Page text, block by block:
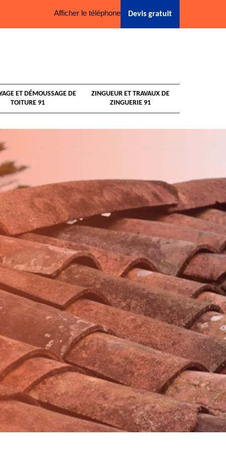
Afficher le téléphone Devis gratuit
ET DÉMOUSSAGE DE
TOITURE 91
ZINGUEUR ET TRAVAUX DE
ZINGUERIE 91